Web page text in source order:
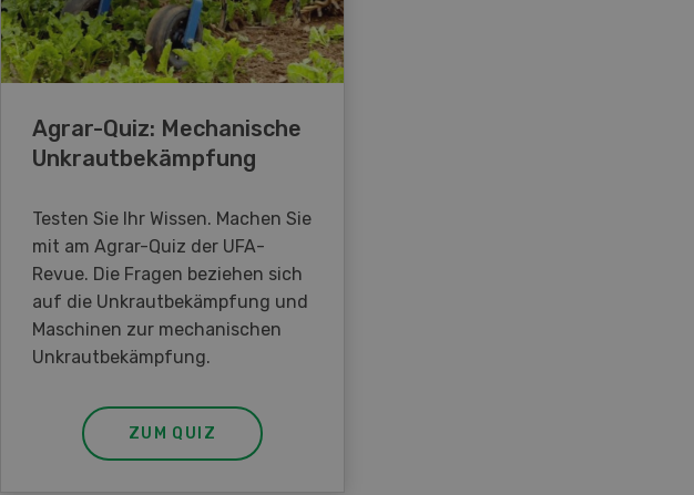
Agrar-Quiz: Mechanische
Unkrautbekämpfung
Testen Sie Ihr Wissen. Machen Sie
mit am Agrar-Quiz der UFA-
Revue. Die Fragen beziehen sich
auf die Unkrautbekämpfung und
Maschinen zur mechanischen
Unkrautbekämpfung.
ZUM QUIZ